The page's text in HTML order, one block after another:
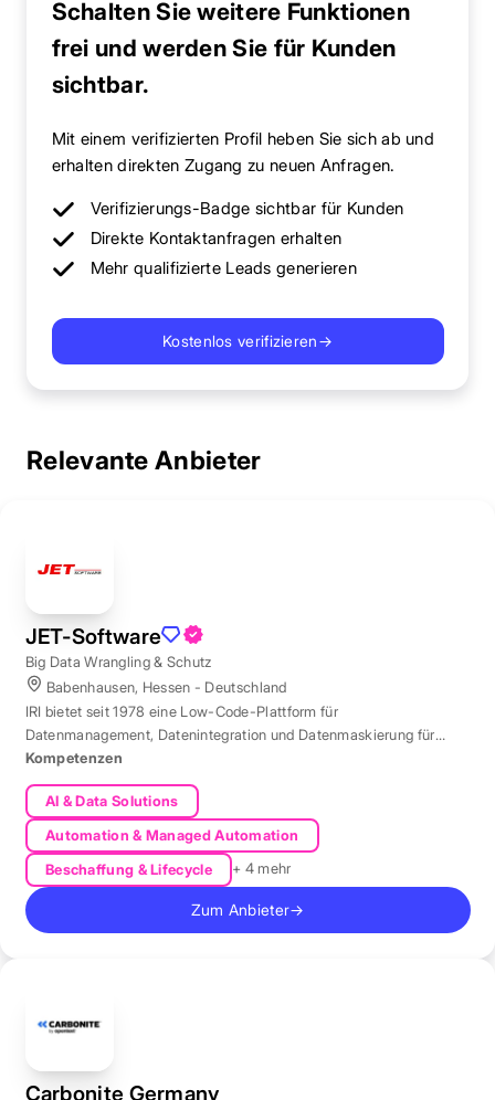
Schalten Sie weitere Funktionen
frei und werden Sie für Kunden
sichtbar.
Mit einem verifizierten Profil heben Sie sich ab und
erhalten direkten Zugang zu neuen Anfragen.
Verifizierungs-Badge sichtbar für Kunden
Direkte Kontaktanfragen erhalten
Mehr qualifizierte Leads generieren
Kostenlos verifizieren→
Relevante Anbieter
JET-Software
Big Data Wrangling & Schutz
Babenhausen, Hessen - Deutschland
IRI bietet seit 1978 eine Low-Code-Plattform für
Datenmanagement, Datenintegration und Datenmaskierung für
produktive Datenbestände weltweit.
Kompetenzen
AI & Data Solutions
Automation & Managed Automation
Beschaffung & Lifecycle
+ 4 mehr
Zum Anbieter→
Carbonite Germany